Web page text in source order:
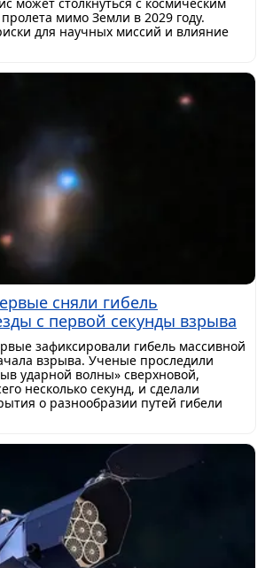
мимо Земли в 2029 году.
для научных миссий и влияние
сняли гибель
с первой секунды взрыва
зафиксировали гибель массивной
взрыва. Ученые проследили
ударной волны» сверхновой,
несколько секунд, и сделали
о разнообразии путей гибели